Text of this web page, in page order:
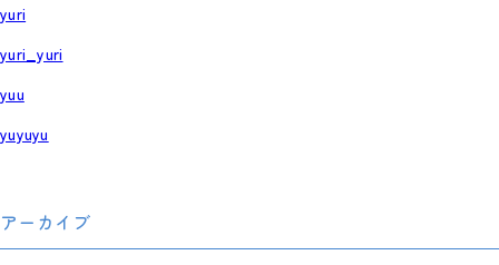
yuri
yuri_yuri
yuu
yuyuyu
アーカイブ